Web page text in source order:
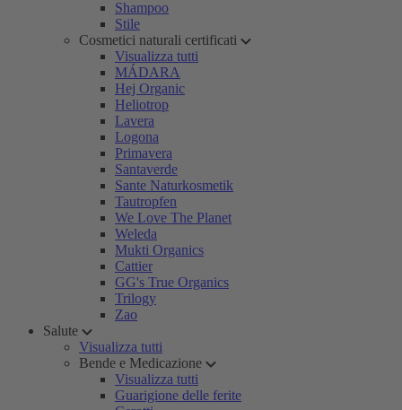
Shampoo
Stile
Cosmetici naturali certificati
Visualizza tutti
MÁDARA
Hej Organic
Heliotrop
Lavera
Logona
Primavera
Santaverde
Sante Naturkosmetik
Tautropfen
We Love The Planet
Weleda
Mukti Organics
Cattier
GG's True Organics
Trilogy
Zao
Salute
Visualizza tutti
Bende e Medicazione
Visualizza tutti
Guarigione delle ferite